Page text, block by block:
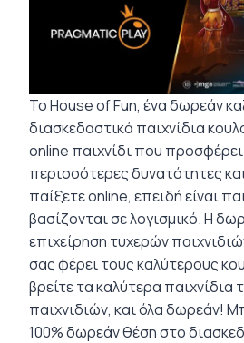
Το House of Fun, ένα δωρεάν
διασκεδαστικά παιχνίδια
online παιχνίδι που
περισσότερες δυνατότητες
παίξετε online, επειδή είναι
βασίζονται σε λογισμικό. Η
επιχείρηση τυχερών
σας φέρει τους καλύτερους
βρείτε τα καλύτερα παιχνίδια
παιχνιδιών, και όλα δωρεάν!
100% δωρεάν θέση στο